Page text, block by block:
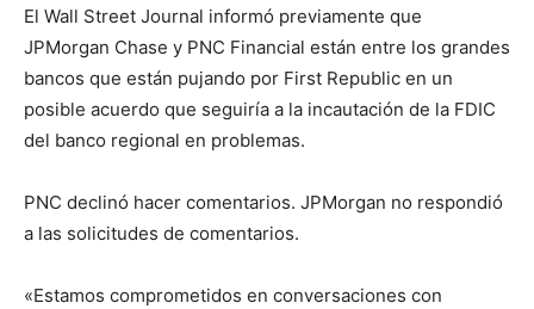
El Wall Street Journal informó previamente que
JPMorgan Chase y PNC Financial están entre los grandes
bancos que están pujando por First Republic en un
posible acuerdo que seguiría a la incautación de la FDIC
del banco regional en problemas.
PNC declinó hacer comentarios. JPMorgan no respondió
a las solicitudes de comentarios.
«Estamos comprometidos en conversaciones con